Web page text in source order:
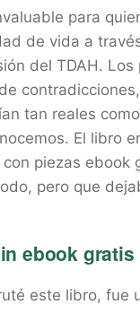
para
de vida a
del TDAH. Los
tan reales
El libro
piezas ebook
pero que
ebook gratis
este libro, fue